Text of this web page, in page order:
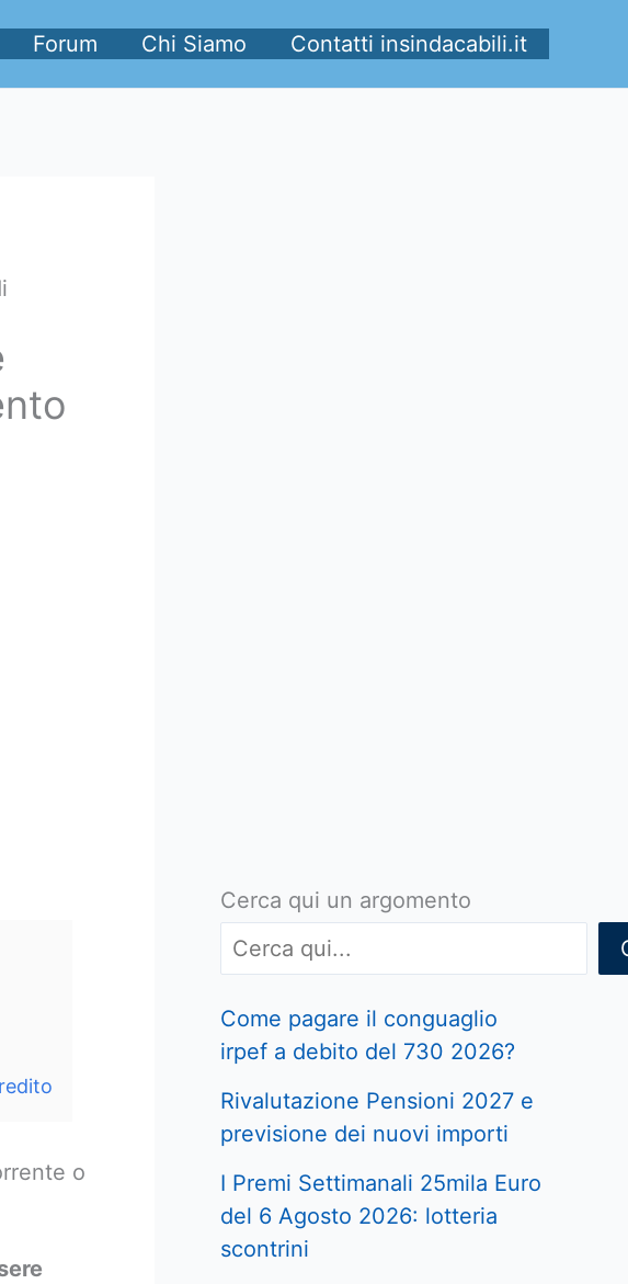
Forum Chi Siamo Contatti insindacabili.it
o
Cerca qui un argomento
Come pagare il conguaglio
irpef a debito del 730 2026?
Rivalutazione Pensioni 2027 e
previsione dei nuovi importi
I Premi Settimanali 25mila Euro
del 6 Agosto 2026: lotteria
scontrini